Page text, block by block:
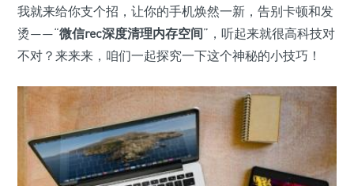
我就来给你支个招，让你的手机焕然一新，告别卡顿和发
烫——“微信rec深度清理内存空间”，听起来就很高科技对
不对？来来来，咱们一起探究一下这个神秘的小技巧！